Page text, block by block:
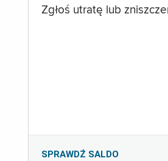
Zgłoś utratę lub
SPRAWDŹ SALDO